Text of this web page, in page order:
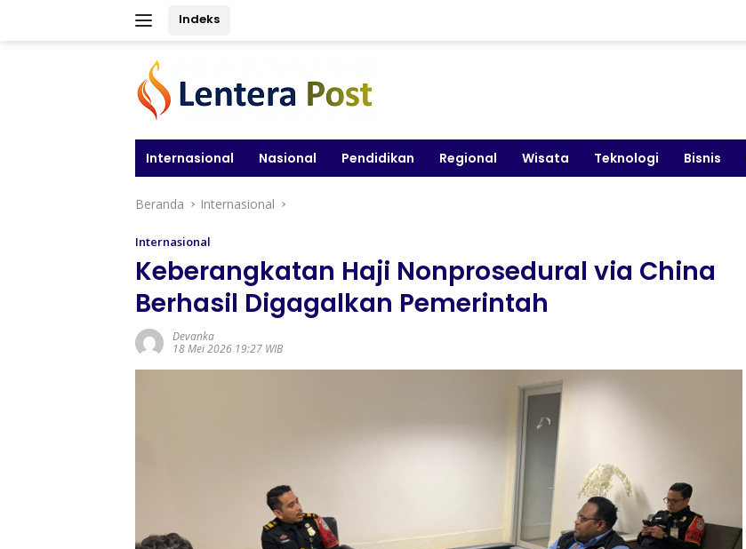
Indeks
Internasional Nasional Pendidikan Regional Wisata Teknologi Bisnis
Beranda Internasional
Internasional
Keberangkatan Haji Nonprosedural via China
Berhasil Digagalkan Pemerintah
Devanka
18 Mei 2026 19:27 WIB